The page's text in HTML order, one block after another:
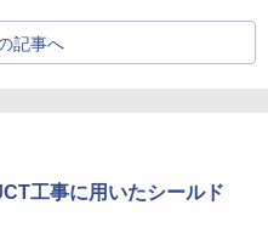
記事へ
工事に用いたシールド